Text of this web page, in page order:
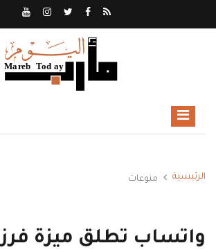
الرئيسية منوعات
واتساب تطلق ميزة فرز